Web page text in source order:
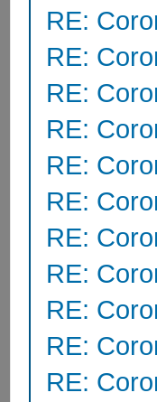
RE:
RE:
RE:
RE:
RE:
RE:
RE:
RE:
RE:
RE:
RE: